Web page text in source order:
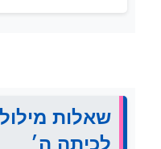
שאלות
לכיתה ה׳